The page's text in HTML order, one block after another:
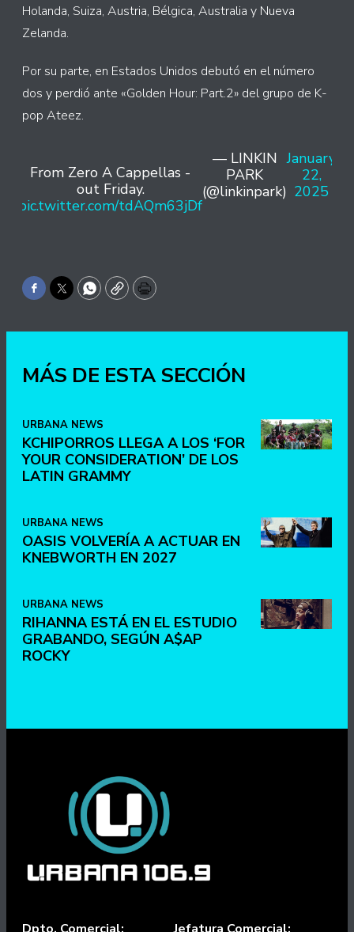
Holanda, Suiza, Austria, Bélgica, Australia y Nueva
Zelanda.
Por su parte, en Estados Unidos debutó en el número
dos y perdió ante «Golden Hour: Part.2» del grupo de K-
pop Ateez.
From Zero A Cappellas -
out Friday.
pic.twitter.com/tdAQm63jDf
— LINKIN
PARK
(@linkinpark)
January
22,
2025
Facebook
TwitterWhatsApp
CopyPrint
MÁS DE ESTA SECCIÓN
URBANA NEWS
KCHIPORROS LLEGA A LOS ‘FOR
YOUR CONSIDERATION’ DE LOS
LATIN GRAMMY
URBANA NEWS
OASIS VOLVERÍA A ACTUAR EN
KNEBWORTH EN 2027
URBANA NEWS
RIHANNA ESTÁ EN EL ESTUDIO
GRABANDO, SEGÚN A$AP
ROCKY